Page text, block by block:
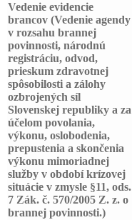
Vedenie evidencie
brancov (Vedenie agendy
v rozsahu brannej
povinnosti, národnú
registráciu, odvod,
prieskum zdravotnej
spôsobilosti a zálohy
ozbrojených síl
Slovenskej republiky a za
účelom povolania,
výkonu, oslobodenia,
prepustenia a skončenia
výkonu mimoriadnej
služby v období krízovej
situácie v zmysle §11, ods.
7 Zák. č. 570/2005 Z. z. o
brannej povinnosti.)